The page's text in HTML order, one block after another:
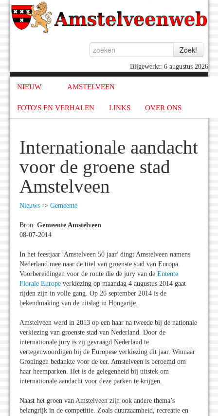
Bijgewerkt: 6 augustus 2026
NIEUW AMSTELVEEN
FOTO'S EN VERHALEN LINKS OVER ONS
Internationale aandacht
voor de groene stad
Amstelveen
Nieuws -> Gemeente
Bron: Gemeente Amstelveen
08-07-2014
In het feestjaar 'Amstelveen 50 jaar' dingt Amstelveen namens
Nederland mee naar de titel van groenste stad van Europa.
Voorbereidingen voor de route die de jury van de Entente
Florale Europe verkiezing op maandag 4 augustus 2014 gaat
rijden zijn in volle gang. Op 26 september 2014 is de
bekendmaking van de uitslag in Hongarije.
Amstelveen werd in 2013 op een haar na tweede bij de nationale
verkiezing van groenste stad van Nederland. Door de
internationale jury is zij gevraagd Nederland te
vertegenwoordigen bij de Europese verkiezing dit jaar. Winnaar
Groningen bedankte voor de eer. Amstelveen is beroemd om
haar heemparken. Het is de gelegenheid bij uitstek om
internationale aandacht voor deze parken te krijgen.
Naast het groen van Amstelveen zijn ook andere thema’s
belangrijk in de competitie. Zoals duurzaamheid, recreatie en